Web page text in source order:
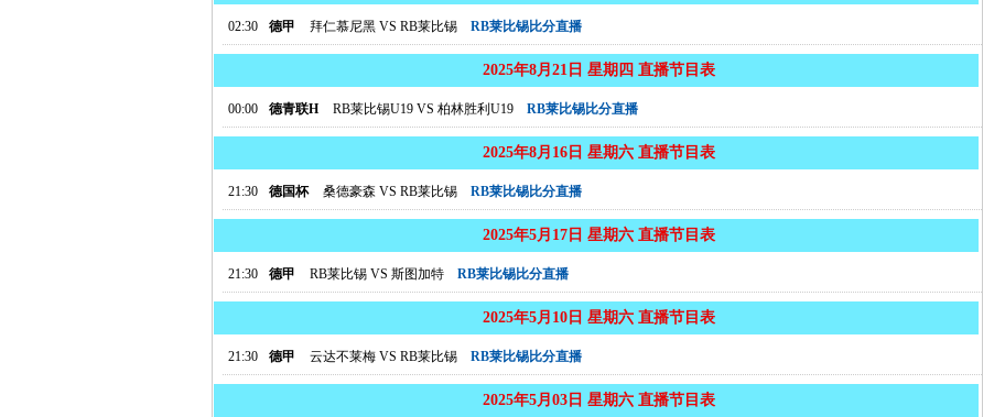
02:30 德甲 拜仁慕尼黑 VS RB莱比锡 RB莱比锡比分直播
2025年8月21日 星期四 直播节目表
00:00 德青联H RB莱比锡U19 VS 柏林胜利U19 RB莱比锡比分直播
2025年8月16日 星期六 直播节目表
21:30 德国杯 桑德豪森 VS RB莱比锡 RB莱比锡比分直播
2025年5月17日 星期六 直播节目表
21:30 德甲 RB莱比锡 VS 斯图加特 RB莱比锡比分直播
2025年5月10日 星期六 直播节目表
21:30 德甲 云达不莱梅 VS RB莱比锡 RB莱比锡比分直播
2025年5月03日 星期六 直播节目表